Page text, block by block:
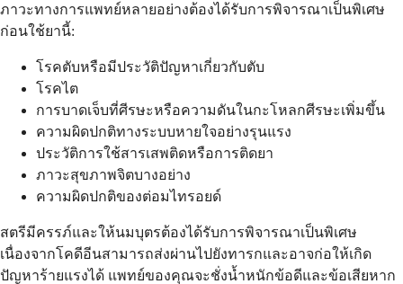
ภาวะทางการแพทย์หลายอย่างต้องได้รับการพิจารณาเป็นพิเศษ
ก่อนใช้ยานี้:
โรคตับหรือมีประวัติปัญหาเกี่ยวกับตับ
โรคไต
การบาดเจ็บที่ศีรษะหรือความดันในกะโหลกศีรษะเพิ่มขึ้น
ความผิดปกติทางระบบหายใจอย่างรุนแรง
ประวัติการใช้สารเสพติดหรือการติดยา
ภาวะสุขภาพจิตบางอย่าง
ความผิดปกติของต่อมไทรอยด์
สตรีมีครรภ์และให้นมบุตรต้องได้รับการพิจารณาเป็นพิเศษ
เนื่องจากโคดีอีนสามารถส่งผ่านไปยังทารกและอาจก่อให้เกิด
ปัญหาร้ายแรงได้ แพทย์ของคุณจะชั่งน้ำหนักข้อดีและข้อเสียหาก